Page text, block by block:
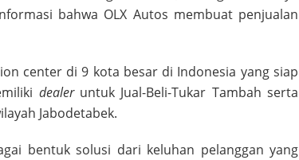
bahwa OLX Autos membuat penjualan
center di 9 kota besar di Indonesia yang siap
dealer untuk Jual-Beli-Tukar Tambah serta
Jabodetabek.
bentuk solusi dari keluhan pelanggan yang